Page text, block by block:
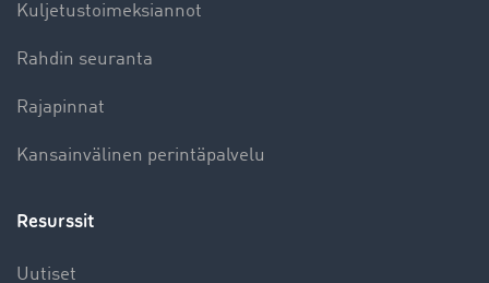
Kuljetustoimeksiannot
Rahdin seuranta
Rajapinnat
Kansainvälinen perintäpalvelu
Resurssit
Uutiset